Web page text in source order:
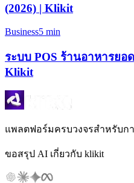
(2026) | Klikit
Business5 min
ระบบ POS ร้านอาหารยอ
Klikit
แพลตฟอร์มครบวงจรสำหรับก
ขอสรุป AI เกี่ยวกับ klikit